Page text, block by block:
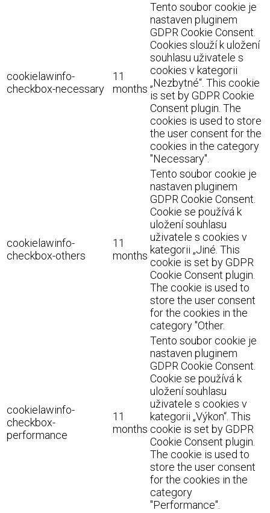
cookielawinfo-
checkbox-necessary
11
months
Tento soubor cookie je
nastaven pluginem
GDPR Cookie Consent.
Cookies slouží k uložení
souhlasu uživatele s
cookies v kategorii
„Nezbytné“. This cookie
is set by GDPR Cookie
Consent plugin. The
cookies is used to store
the user consent for the
cookies in the category
"Necessary".
cookielawinfo-
checkbox-others
11
months
Tento soubor cookie je
nastaven pluginem
GDPR Cookie Consent.
Cookie se používá k
uložení souhlasu
uživatele s cookies v
kategorii „Jiné. This
cookie is set by GDPR
Cookie Consent plugin.
The cookie is used to
store the user consent
for the cookies in the
category "Other.
cookielawinfo-
checkbox-
performance
11
months
Tento soubor cookie je
nastaven pluginem
GDPR Cookie Consent.
Cookie se používá k
uložení souhlasu
uživatele s cookies v
kategorii „Výkon“. This
cookie is set by GDPR
Cookie Consent plugin.
The cookie is used to
store the user consent
for the cookies in the
category
"Performance".